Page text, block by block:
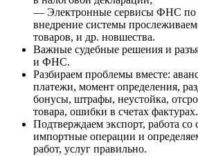
— Электронные сервисы ФНС по
внедрение системы
товаров, и др. новшества.
Важные судебные решения и
и ФНС.
Разбираем проблемы вместе:
платежи, момент определения,
бонусы, штрафы, неустойка,
товара, ошибки в счетах фактурах.
Подтверждаем экспорт, работа
импортные операции и
работ, услуг правильно.